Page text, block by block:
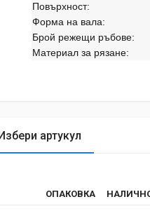
Повърхност:
Форма на вала:
Брой режещи ръбове:
Материал за рязане:
артукул
vitae sodales in, maximus ut
ОПАКОВКА